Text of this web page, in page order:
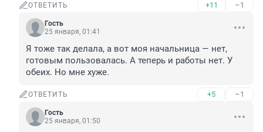
ОТВЕТИТЬ +11 –1
Гость
25 января, 01:41
Я тоже так делала, а вот моя начальница — нет,
готовым пользовалась. А теперь и работы нет. У
обеих. Но мне хуже.
ОТВЕТИТЬ +5 –1
Гость
25 января, 01:50